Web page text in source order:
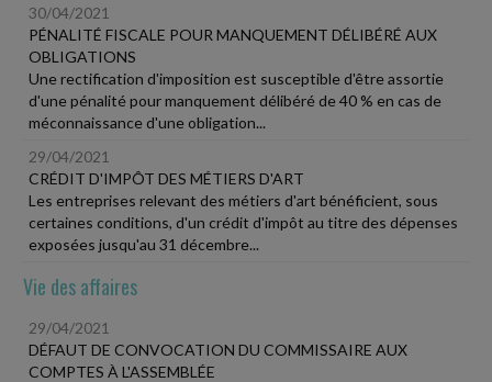
30/04/2021
PÉNALITÉ FISCALE POUR MANQUEMENT DÉLIBÉRÉ AUX
OBLIGATIONS
Une rectification d'imposition est susceptible d'être assortie
d'une pénalité pour manquement délibéré de 40 % en cas de
méconnaissance d'une obligation...
29/04/2021
CRÉDIT D'IMPÔT DES MÉTIERS D'ART
Les entreprises relevant des métiers d'art bénéficient, sous
certaines conditions, d'un crédit d'impôt au titre des dépenses
exposées jusqu'au 31 décembre...
Vie des affaires
29/04/2021
DÉFAUT DE CONVOCATION DU COMMISSAIRE AUX
COMPTES À L'ASSEMBLÉE